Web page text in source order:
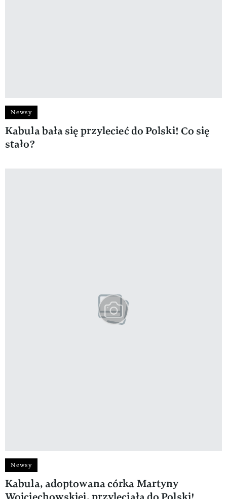
Newsy
Kabula bała się przylecieć do Polski! Co się
stało?
Newsy
Kabula, adoptowana córka Martyny